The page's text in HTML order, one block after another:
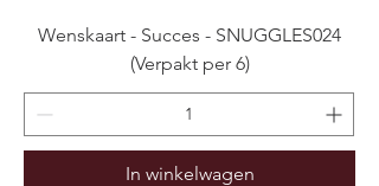
Wenskaart - Succes - SNUGGLES024
(Verpakt per 6)
In winkelwagen